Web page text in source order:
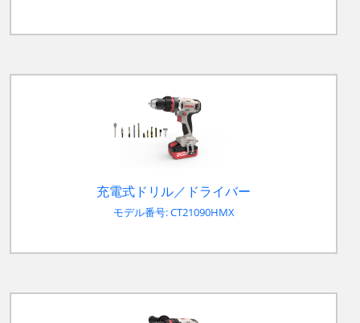
充電式ドリル／ドライバー
モデル番号: CT21090HMX